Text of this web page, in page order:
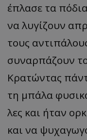
έπλασε τα
να λυγίζουν
τους
συναρπάζουν
Κρατώντας
τη μπάλα
λες και ήταν
και να